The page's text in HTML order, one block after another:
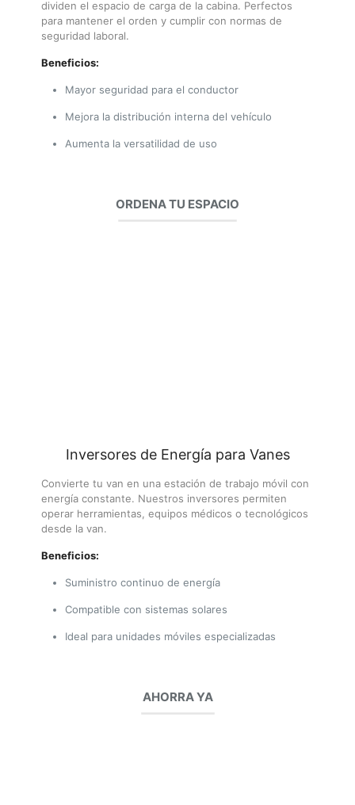
dividen el espacio de carga de la cabina. Perfectos
para mantener el orden y cumplir con normas de
seguridad laboral.
Beneficios:
Mayor seguridad para el conductor
Mejora la distribución interna del vehículo
Aumenta la versatilidad de uso
ORDENA TU ESPACIO
Inversores de Energía para Vanes
Convierte tu van en una estación de trabajo móvil con
energía constante. Nuestros inversores permiten
operar herramientas, equipos médicos o tecnológicos
desde la van.
Beneficios:
Suministro continuo de energía
Compatible con sistemas solares
Ideal para unidades móviles especializadas
AHORRA YA